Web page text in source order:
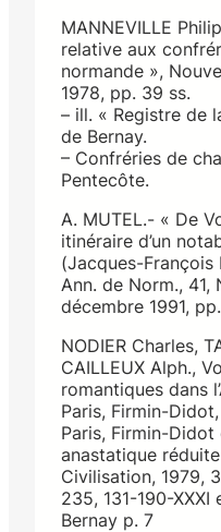
MANNEVILLE
relative aux
normande »,
1978, pp. 39 ss.
– ill. « Registre de
de Bernay.
– Confréries de
Pentecôte.
A. MUTEL.- « De
itinéraire d’un
(Jacques-François
Ann. de Norm.,
décembre 1991,
NODIER Charles,
CAILLEUX Alph.,
romantiques dans
Paris, Firmin-
Paris, Firmin-Didot
anastatique
Civilisation, 1979,
235, 131-190-XXXI
Bernay p. 7